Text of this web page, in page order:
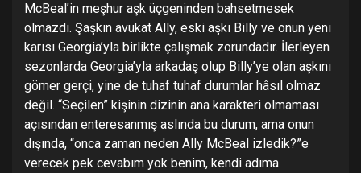
McBeal’in meşhur aşk üçgeninden bahsetmesek
olmazdı. Şaşkın avukat Ally, eski aşkı Billy ve onun yeni
karısı Georgia’yla birlikte çalışmak zorundadır. İlerleyen
sezonlarda Georgia’yla arkadaş olup Billy’ye olan aşkını
gömer gerçi, yine de tuhaf tuhaf durumlar hâsıl olmaz
değil. “Seçilen” kişinin dizinin ana karakteri olmaması
açısından enteresanmış aslında bu durum, ama onun
dışında, “onca zaman neden Ally McBeal izledik?”e
verecek pek cevabım yok benim, kendi adıma.